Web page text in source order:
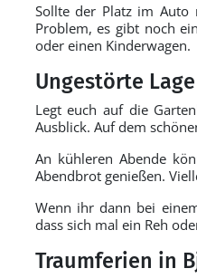
Sollte der Platz im Auto
Problem, es gibt noch
oder einen Kinderwagen.
Ungestörte
Legt euch auf die
Ausblick. Auf dem
An kühleren Abende
Abendbrot genießen.
Wenn ihr dann bei
dass sich mal ein Reh
Traumferien in